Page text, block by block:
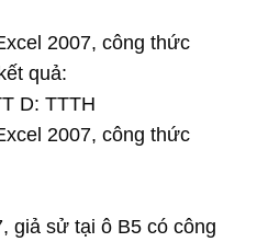
2007, công thức
quả:
D: TTTH
2007, công thức
giả sử tại ô B5 có công